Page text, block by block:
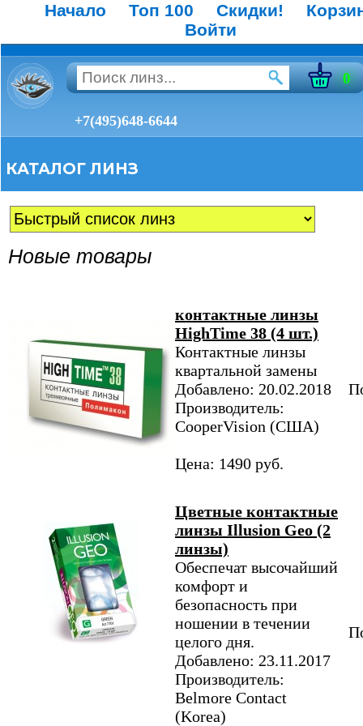
Начало Топ 100 Скидки!
Войти
0
+7(495)648-6644
КАТАЛОГ ЛИНЗ
Новые товары
контактные линзы
HighTime 38 (4 шт.)
Контактные линзы
квартальной замены
Добавлено: 20.02.2018
Производитель:
CooperVision (США)
Цена: 1490 руб.
Цветные контактные
линзы Illusion Geo (2
линзы)
Обеспечат высочайший
комфорт и
безопасность при
ношении в течении
целого дня.
Добавлено: 23.11.2017
Производитель:
Belmore Contact
(Korea)